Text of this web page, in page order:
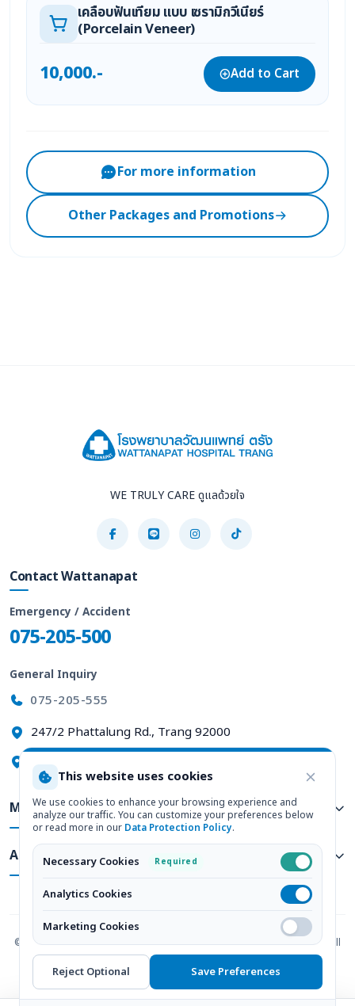
เคลือบฟันเทียม แบบ เซรามิกวีเนียร์
(Porcelain Veneer)
10,000.- Add to Cart
For more information
Other Packages and Promotions
WE TRULY CARE ดูแลด้วยใจ
Contact Wattanapat
Emergency / Accident
075-205-500
General Inquiry
075-205-555
247/2 Phattalung Rd., Trang 92000
View on Google Maps
Medical Services
About Us
© 2026โรงพยาบาลวัฒนแพทย์ ตรัง : Wattanapat Hospital Trang
. All
Rights Reserved
This website uses cookies
We use cookies to enhance your browsing experience and
analyze our traffic. You can customize your preferences below
or read more in our Data Protection Policy.
Necessary Cookies Required
Analytics Cookies
Marketing Cookies
Reject Optional Save Preferences